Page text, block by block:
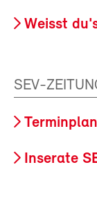
Weisst
SEV-
Inserate